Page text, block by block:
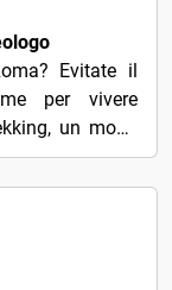
Evitate il
per vivere
un modo